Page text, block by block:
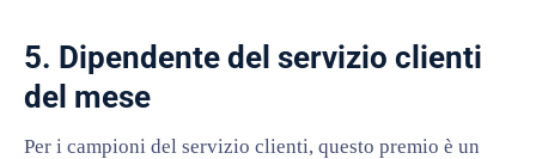
5. Dipendente del servizio clienti
del mese
Per i campioni del servizio clienti, questo premio è un